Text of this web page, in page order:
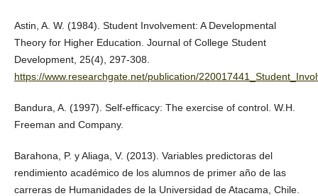
Astin, A. W. (1984). Student Involvement: A Developmental
Theory for Higher Education. Journal of College Student
Development, 25(4), 297-308.
https://www.researchgate.net/publication/
Bandura, A. (1997). Self-efficacy: The exercise of control. W.H.
Freeman and Company.
Barahona, P. y Aliaga, V. (2013). Variables predictoras del
rendimiento académico de los alumnos de primer año de las
carreras de Humanidades de la Universidad de Atacama, Chile.